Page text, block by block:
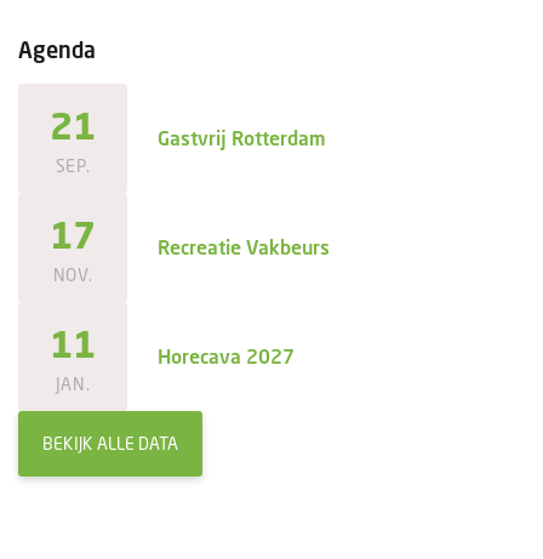
Agenda
21
SEP.
Gastvrij Rotterdam
17
NOV.
Recreatie Vakbeurs
11
JAN.
Horecava 2027
BEKIJK ALLE DATA